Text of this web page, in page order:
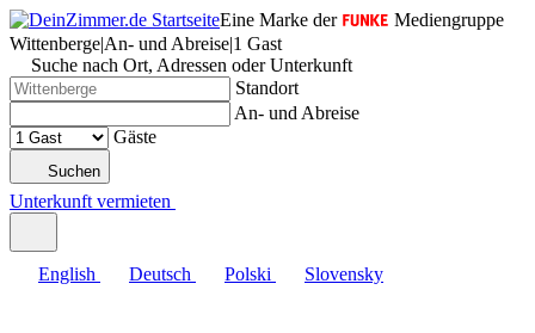
Eine Marke der
Mediengruppe
Wittenberge|An- und Abreise|1 Gast
Suche nach Ort, Adressen oder Unterkunft
Standort
An- und Abreise
Gäste
Suchen
Unterkunft vermieten
English Deutsch Polski Slovensky